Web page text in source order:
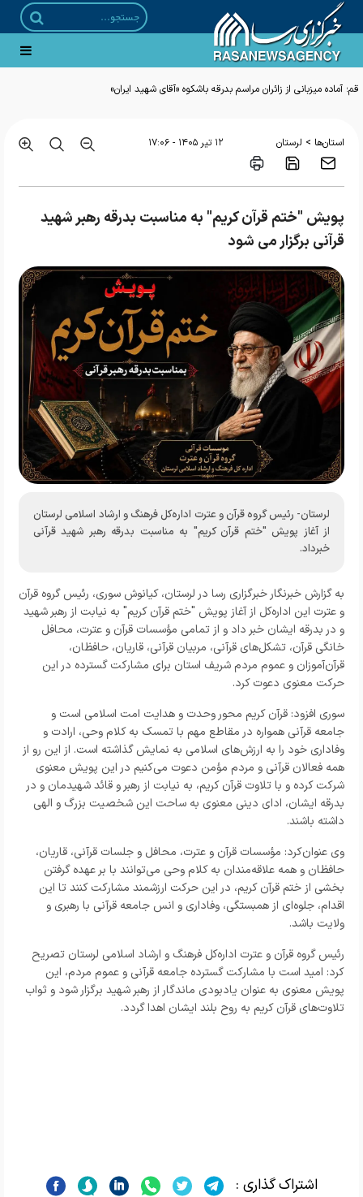
قم؛ آماده میزبانی از زائران مراسم بدرقه باشکوه «آقای شهید ایران»
استان‌ها > لرستان ۱۲ تير ۱۴۰۵ - ۱۷:۰۶
پویش "ختم قرآن کریم" به مناسبت بدرقه رهبر شهید
قرآنی برگزار می شود
لرستان- رئیس گروه قرآن و عترت اداره‌کل فرهنگ و ارشاد اسلامی لرستان
از آغاز پویش "ختم قرآن کریم" به مناسبت بدرقه رهبر شهید قرآنی
خبرداد.
به گزارش خبرنگار خبرگزاری رسا در لرستان،کیانوش سوری، رئیس گروه قرآن
و عترت این اداره‌کل از آغاز پویش "ختم قرآن کریم" به نیابت از رهبر شهید
و در بدرقه ایشان خبر داد و از تمامی مؤسسات قرآن و عترت، محافل
خانگی قرآن، تشکل‌های قرآنی، مربیان قرآنی، قاریان، حافظان،
قرآن‌آموزان و عموم مردم شریف استان برای مشارکت گسترده در این
حرکت معنوی دعوت کرد.
سوری افزود: قرآن کریم محور وحدت و هدایت امت اسلامی است و
جامعه قرآنی همواره در مقاطع مهم با تمسک به کلام وحی، ارادت و
وفاداری خود را به ارزش‌های اسلامی به نمایش گذاشته است. از این رو از
همه فعالان قرآنی و مردم مؤمن دعوت می‌کنیم در این پویش معنوی
شرکت کرده و با تلاوت قرآن کریم، به نیابت از رهبر و قائد شهیدمان و در
بدرقه ایشان، ادای دینی معنوی به ساحت این شخصیت بزرگ و الهی
داشته باشند.
وی عنوان‌کرد: مؤسسات قرآن و عترت، محافل و جلسات قرآنی، قاریان،
حافظان و همه علاقه‌مندان به کلام وحی می‌توانند با بر عهده گرفتن
بخشی از ختم قرآن کریم، در این حرکت ارزشمند مشارکت کنند تا این
اقدام، جلوه‌ای از همبستگی، وفاداری و انس جامعه قرآنی با رهبری و
ولایت باشد.
رئیس گروه قرآن و عترت اداره‌کل فرهنگ و ارشاد اسلامی لرستان تصریح
کرد: امید است با مشارکت گسترده جامعه قرآنی و عموم مردم، این
پویش معنوی به عنوان یادبودی ماندگار از رهبر شهید برگزار شود و ثواب
تلاوت‌های قرآن کریم به روح بلند ایشان اهدا گردد.
اشتراک گذاری :